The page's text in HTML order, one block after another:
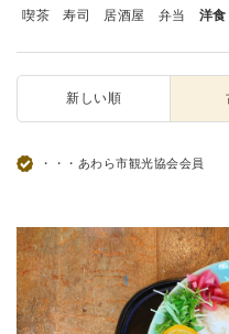
喫茶
寿司 居酒屋 弁当 洋食
新しい順
・・・あわら市観光協会会員